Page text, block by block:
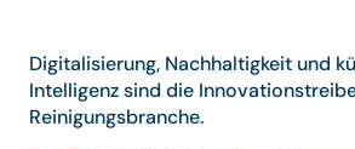
Digitalisierung, Nachhaltigkeit und
Intelligenz sind die
Reinigungsbranche.